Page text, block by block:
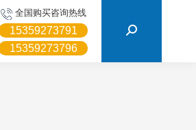
全国购买咨询热线
15359273791
15359273796